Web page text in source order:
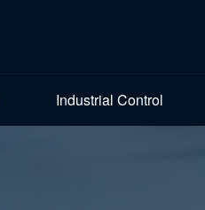
Industrial Control